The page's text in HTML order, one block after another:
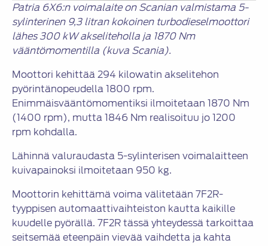
Patria 6X6:n voimalaite on Scanian valmistama 5-
sylinterinen 9,3 litran kokoinen turbodieselmoottori
lähes 300 kW akseliteholla ja 1870 Nm
vääntömomentilla (kuva Scania).
Moottori kehittää 294 kilowatin akselitehon
pyörintänopeudella 1800 rpm.
Enimmäisvääntömomentiksi ilmoitetaan 1870 Nm
(1400 rpm), mutta 1846 Nm realisoituu jo 1200
rpm kohdalla.
Lähinnä valuraudasta 5-sylinterisen voimalaitteen
kuivapainoksi ilmoitetaan 950 kg.
Moottorin kehittämä voima välitetään 7F2R-
tyyppisen automaattivaihteiston kautta kaikille
kuudelle pyörällä. 7F2R tässä yhteydessä tarkoittaa
seitsemää eteenpäin vievää vaihdetta ja kahta